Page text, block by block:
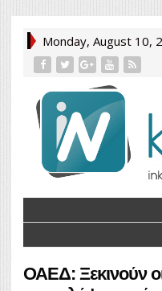
Monday, August 10,
ΟΑΕΔ: Ξεκινούν